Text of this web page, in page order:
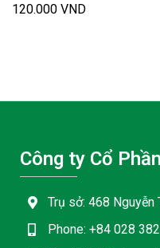
120.000 VND
Công ty Cổ
Trụ sở: 468 Nguyễn
Phone: +84 028